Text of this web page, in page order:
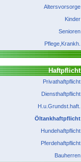
Altersvorsorge
Kinder
Senioren
Pflege,Krankh.
Haftpflicht
Privathaftpflicht
Diensthaftpflicht
H.u.Grundst.haft.
Öltankhaftpflicht
Hundehaftpflicht
Pferdehaftpflicht
Bauherren